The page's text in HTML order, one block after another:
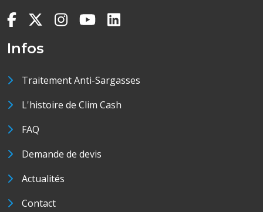
Infos
Traitement Anti-Sargasses
L'histoire de Clim Cash
FAQ
Demande de devis
Actualités
Contact